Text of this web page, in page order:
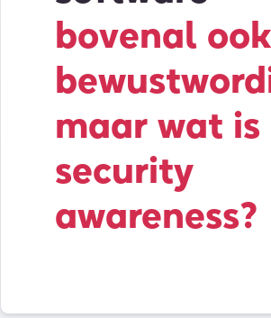
bovenal ook
maar wat is
security
awareness?